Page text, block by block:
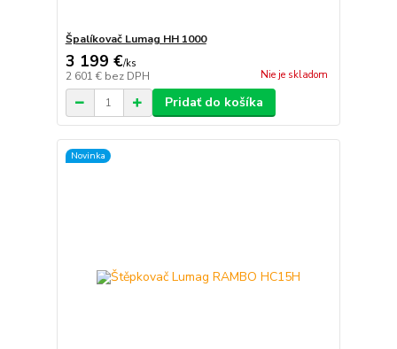
Špalíkovač Lumag HH 1000
3 199 €/ks
2 601 € bez DPH Nie je skladom
Pridať do košíka
Novinka